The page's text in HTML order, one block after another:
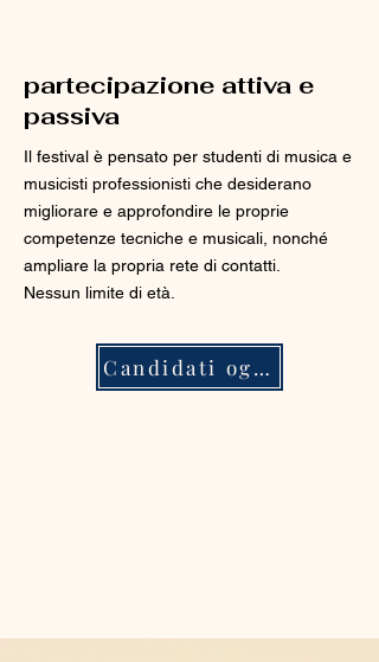
partecipazione attiva e
passiva
Il festival è pensato per studenti di musica e
musicisti professionisti che desiderano
migliorare e approfondire le proprie
competenze tecniche e musicali, nonché
ampliare la propria rete di contatti.
Nessun limite di età.
Candidati oggi stesso!